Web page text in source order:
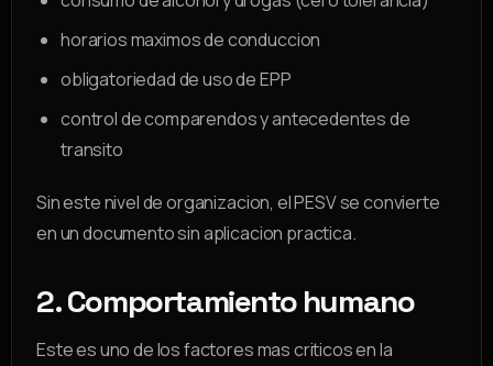
horarios maximos de conduccion
obligatoriedad de uso de EPP
control de comparendos y antecedentes de
transito
Sin este nivel de organizacion, el PESV se convierte
en un documento sin aplicacion practica.
2. Comportamiento humano
Este es uno de los factores mas criticos en la